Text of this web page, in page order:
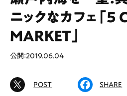
# カフェ
# 中区 # テイクアウト
# 宮島
ニックなカフェ「5
MARKET」
公開：2019.06.04
POST SHARE